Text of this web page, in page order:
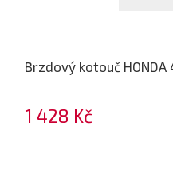
Brzdový kotouč HONDA
1 428 Kč